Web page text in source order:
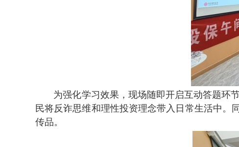
为强化学习效果，现场随即开启互动答题环
民将反诈思维和理性投资理念带入日常生活中。
传品。